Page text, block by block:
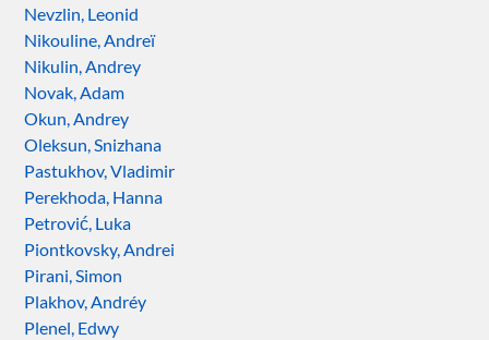
Nevzlin, Leonid
Nikouline, Andreï
Nikulin, Andrey
Novak, Adam
Okun, Andrey
Oleksun, Snizhana
Pastukhov, Vladimir
Perekhoda, Hanna
Petrović, Luka
Piontkovsky, Andrei
Pirani, Simon
Plakhov, Andréy
Plenel, Edwy